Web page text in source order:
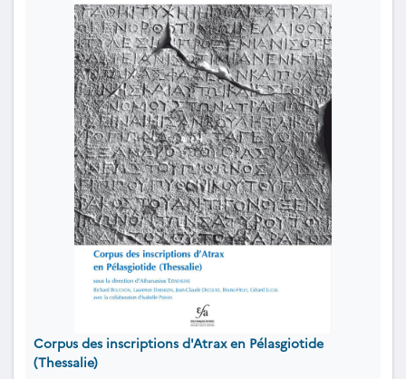
Corpus des inscriptions d'Atrax en Pélasgiotide
(Thessalie)